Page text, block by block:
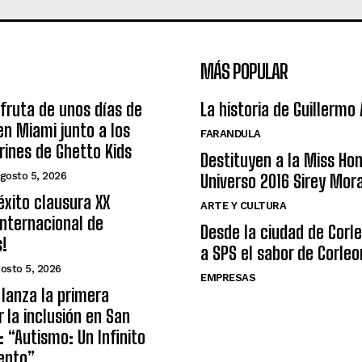
de unos días de
Miami junto a los
de Ghetto Kids
5, 2026
clausura XX
de
5, 2026
lanza la primera
inclusión en San
“Autismo: Un Infinito
MÁS POPULAR
La historia de Guillermo
FARANDULA
Destituyen a la Miss
Universo 2016 Sirey
ARTE Y CULTURA
Desde la ciudad de
a SPS el sabor de
EMPRESAS